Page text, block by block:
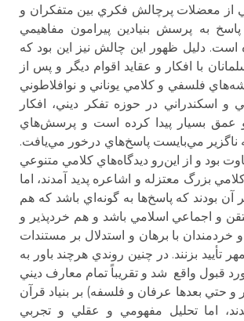
از معضلات پرچالش فكري بين متفكران و
به پرسش بنيادين پيرامون مفاهيمي
دليل ظهور اين چالش نيز اين بود كه
با افكار و عقايد اقوام ديگر و پس از
فلسفي و كلامي يوناني و نوافلاطوني
و اسكندراني در حوزه تفكر ديني، افكار
عمق بسيار پيدا كرده است و پرسش‌هاي
ناگزير مي‌بايست پاسخ‌هاي درخور مي‌يافت.
بود و از اين‌رو ديدگاه‌هاي كلامي متنوعي
بزرگ معتزله و اشاعره پديد آمدند، اما
آن بودند كه پاسخ‌ها به گونه‌اي باشد كه هم
و اجماعي اسلامي باشد و هم خردپذير و
خردمندان با برهان و استدلال بر مستندات
تأييد بزنند. در چنين روندي هرچند باور به
قبول واقع شد و تقريباً تمام معارف ديني
و حتي بعدها عرفان و فلسفه) بر بنياد قرآن
اما تحليل مفهومي و عقلي و تجربي